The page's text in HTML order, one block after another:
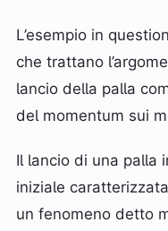
L’esempio in
che trattano
lancio della palla
del momentum sui
Il lancio di una palla
iniziale
un fenomeno detto